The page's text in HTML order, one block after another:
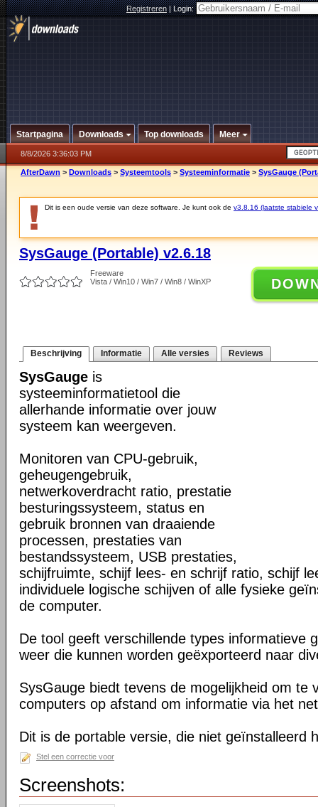
Registreren|Login:
Startpagina Downloads Top downloads Meer
8/8/2026 3:36:03 PM
AfterDawn > Downloads > Systeemtools > Systeeminformatie > SysGauge
Dit is een oude versie van deze software. Je kunt ook de v3.8.16 (laatste stabiele
SysGauge (Portable) v2.6.18
Freeware
Vista / Win10 / Win7 / Win8 / WinXP
Beschrijving Informatie Alle versies Reviews
SysGauge is
systeeminformatietool die
allerhande informatie over jouw
systeem kan weergeven.
Monitoren van CPU-gebruik,
geheugengebruik,
netwerkoverdracht ratio, prestatie
besturingssysteem, status en
gebruik bronnen van draaiende
processen, prestaties van
bestandssysteem, USB prestaties,
schijfruimte, schijf lees- en schrijf ratio, schijf
individuele logische schijven of alle fysieke
de computer.
De tool geeft verschillende types informatieve
weer die kunnen worden geëxporteerd naar
SysGauge biedt tevens de mogelijkheid om te
computers op afstand om informatie via het
Dit is de portable versie, die niet geïnstalleerd
Stel een correctie voor
Screenshots: